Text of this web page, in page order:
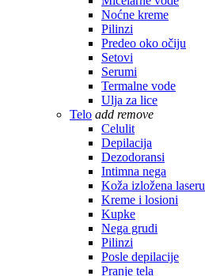
Noćne kreme
Pilinzi
Predeo oko očiju
Setovi
Serumi
Termalne vode
Ulja za lice
Telo add remove
Celulit
Depilacija
Dezodoransi
Intimna nega
Koža izložena laseru
Kreme i losioni
Kupke
Nega grudi
Pilinzi
Posle depilacije
Pranje tela